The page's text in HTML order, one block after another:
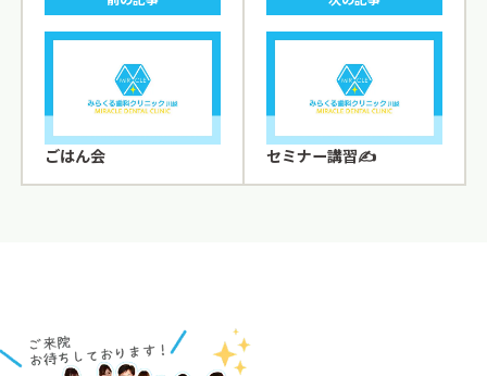
ごはん会 セミナー講習✍